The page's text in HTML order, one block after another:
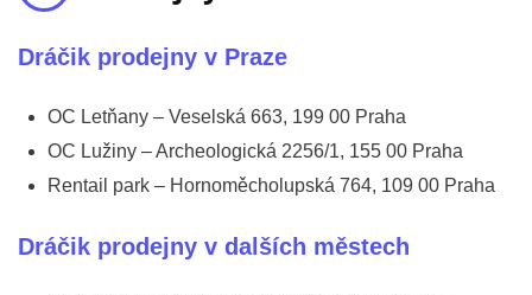
Dráčik prodejny v Praze
OC Letňany – Veselská 663, 199 00 Praha
OC Lužiny – Archeologická 2256/1, 155 00 Praha
Rentail park – Hornoměcholupská 764, 109 00 Praha
Dráčik prodejny v dalších městech